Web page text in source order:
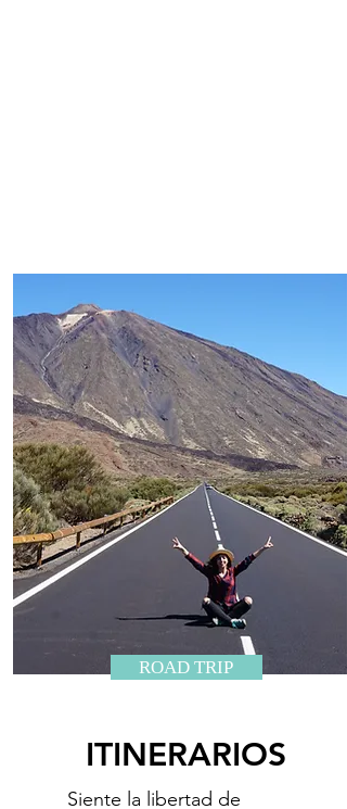
ROAD TRIP
ITINERARIOS
Siente la libertad de